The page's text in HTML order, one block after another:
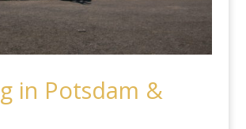
in Potsdam &